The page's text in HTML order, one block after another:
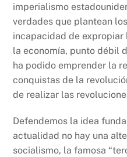
imperialismo
verdades que plantean
incapacidad de
la economía, punto débil
ha podido emprender la
conquistas de la
de realizar las
Defendemos la idea
actualidad no hay una
socialismo, la famosa